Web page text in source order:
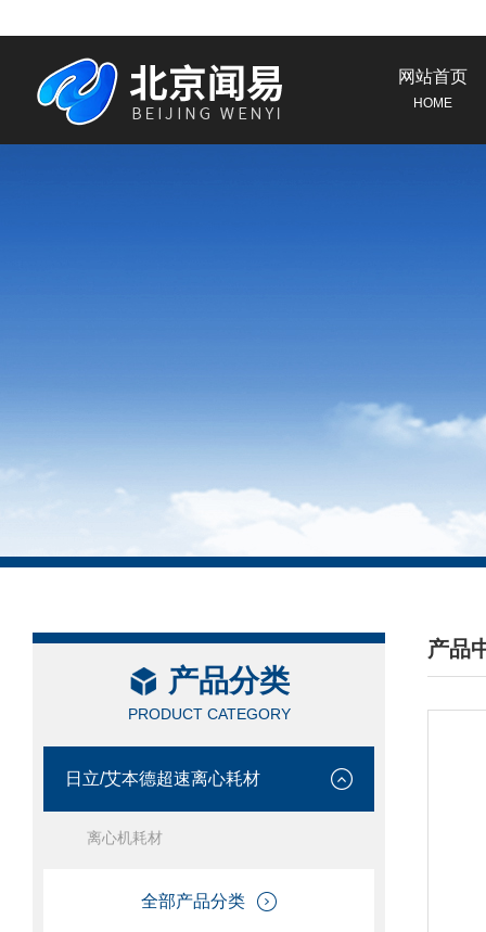
网站首页
HOME
产品分类
PRODUCT CATEGORY
日立/艾本德超速离心耗材
离心机耗材
全部产品分类
产品
/